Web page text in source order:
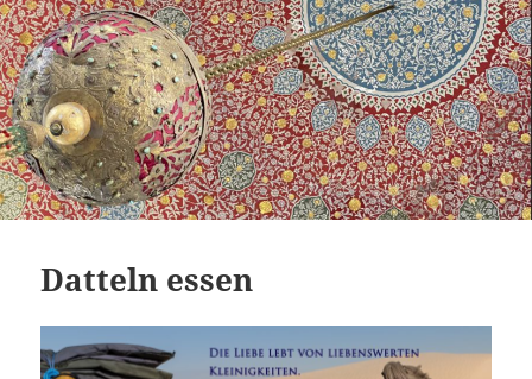
Datteln essen